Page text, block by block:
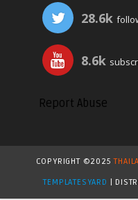
28.6k
8.6k
Report Abuse
COPYRIGHT ©2025
TEMPLATESYARD |